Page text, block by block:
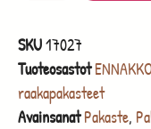
SKU17027
Tuoteosastot
raakapakasteet
Avainsanat Pakaste,